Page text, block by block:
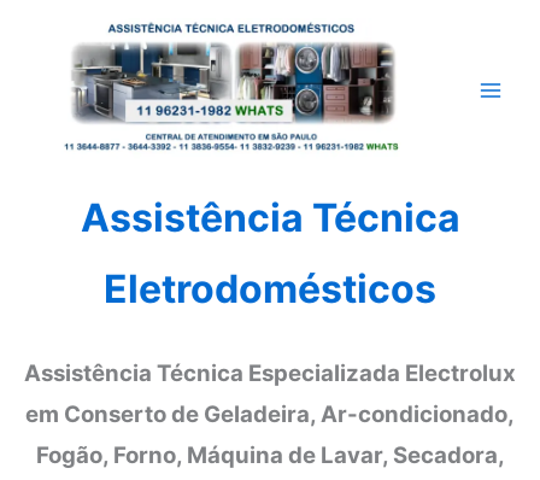
conteúdo
Assistência Técnica
Eletrodomésticos
Assistência Técnica Especializada Electrolux
em Conserto de Geladeira, Ar-condicionado,
Fogão, Forno, Máquina de Lavar, Secadora,